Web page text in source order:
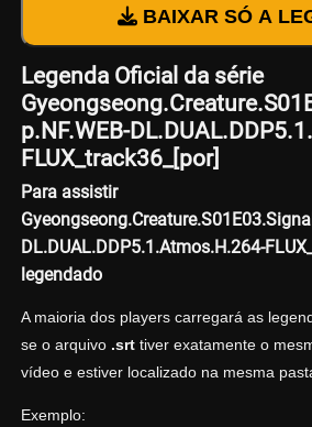
BAIXAR SÓ A
Legenda Oficial da série
p.NF.WEB-
FLUX_track36_[por]
Para assistir
DL.DUAL.DDP5.1.Atmos.H.264-
legendado
A maioria dos players carregará as
se o arquivo .srttiver exatamente o
vídeo e estiver localizado na mesma
Exemplo: